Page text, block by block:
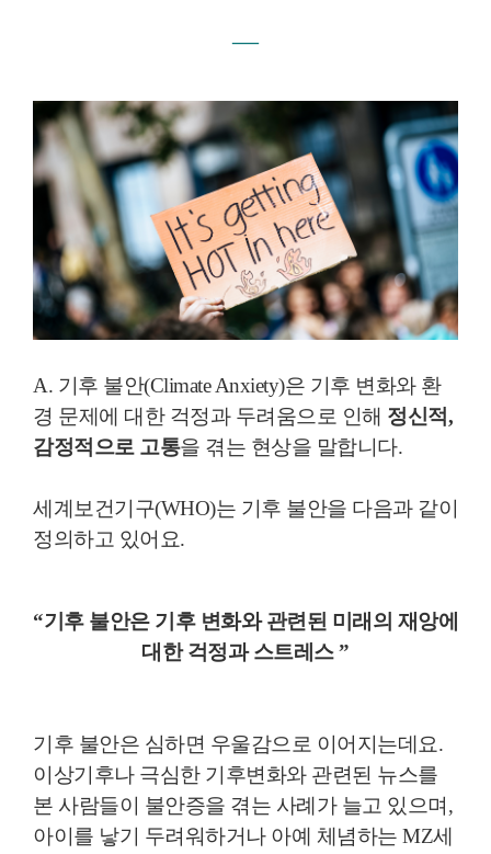
―
A. 기후 불안(Climate Anxiety)은 기후 변화와 환
경 문제에 대한 걱정과 두려움으로 인해 정신적,
감정적으로 고통을 겪는 현상을 말합니다.
세계보건기구(WHO)는 기후 불안을 다음과 같이
정의하고 있어요.
“기후 불안은 기후 변화와 관련된 미래의 재앙에
대한 걱정과 스트레스 ”
기후 불안은 심하면 우울감으로 이어지는데요.
이상기후나 극심한 기후변화와 관련된 뉴스를
본 사람들이 불안증을 겪는 사례가 늘고 있으며,
아이를 낳기 두려워하거나 아예 체념하는 MZ세